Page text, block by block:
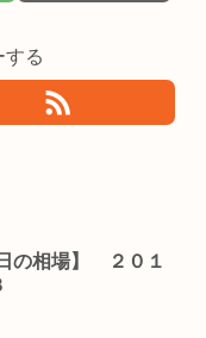
する
の相場】 ２０１